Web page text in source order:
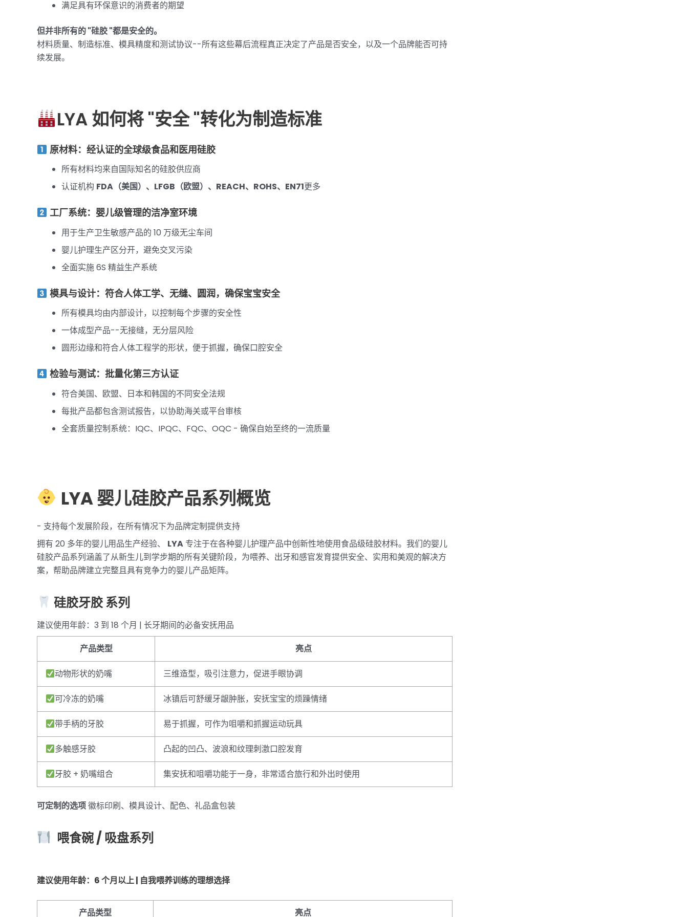
满足具有环保意识的消费者的期望
但并非所有的 "硅胶 "都是安全的。
材料质量、制造标准、模具精度和测试协议--所有这些幕后流程真正决定了产品是否安全，以及一个品牌能否可持
续发展。
LYA 如何将 "安全 "转化为制造标准
原材料：经认证的全球级食品和医用硅胶
所有材料均来自国际知名的硅胶供应商
认证机构 FDA（美国）、LFGB（欧盟）、REACH、ROHS、EN71更多
工厂系统：婴儿级管理的洁净室环境
用于生产卫生敏感产品的 10 万级无尘车间
婴儿护理生产区分开，避免交叉污染
全面实施 6S 精益生产系统
模具与设计：符合人体工学、无缝、圆润，确保宝宝安全
所有模具均由内部设计，以控制每个步骤的安全性
一体成型产品--无接缝，无分层风险
圆形边缘和符合人体工程学的形状，便于抓握，确保口腔安全
检验与测试：批量化第三方认证
符合美国、欧盟、日本和韩国的不同安全法规
每批产品都包含测试报告，以协助海关或平台审核
全套质量控制系统：IQC、IPQC、FQC、OQC - 确保自始至终的一流质量
LYA 婴儿硅胶产品系列概览
- 支持每个发展阶段，在所有情况下为品牌定制提供支持
拥有 20 多年的婴儿用品生产经验、 LYA 专注于在各种婴儿护理产品中创新性地使用食品级硅胶材料。我们的婴儿
硅胶产品系列涵盖了从新生儿到学步期的所有关键阶段，为喂养、出牙和感官发育提供安全、实用和美观的解决方
案，帮助品牌建立完整且具有竞争力的婴儿产品矩阵。
硅胶牙胶系列
建议使用年龄：3 到 18 个月 | 长牙期间的必备安抚用品
产品类型
亮点
动物形状的奶嘴 三维造型，吸引注意力，促进手眼协调
可冷冻的奶嘴 冰镇后可舒缓牙龈肿胀，安抚宝宝的烦躁情绪
带手柄的牙胶 易于抓握，可作为咀嚼和抓握运动玩具
多触感牙胶 凸起的凹凸、波浪和纹理刺激口腔发育
牙胶 + 奶嘴组合 集安抚和咀嚼功能于一身，非常适合旅行和外出时使用
可定制的选项徽标印刷、模具设计、配色、礼品盒包装
喂食碗/ 吸盘系列
建议使用年龄：6 个月以上 | 自我喂养训练的理想选择
产品类型 亮点